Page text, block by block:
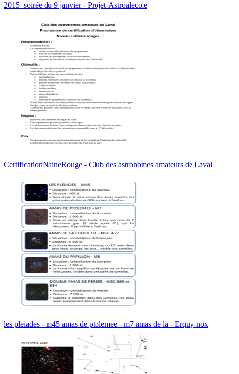
2015_soirée du 9 janvier - Projet-Astroalecole
CertificationNaineRouge - Club des astronomes amateurs de Laval
les pleiades - m45 amas de ptolemee - m7 amas de la - Erquy-nox